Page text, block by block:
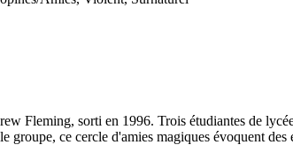
Fleming, sorti en 1996. Trois étudiantes de
ce cercle d'amies magiques évoquent